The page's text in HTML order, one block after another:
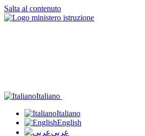
Salta al contenuto
Italiano
Italiano
English
عربى